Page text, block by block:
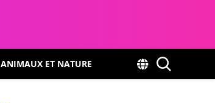
ANIMAUX ET NATURE